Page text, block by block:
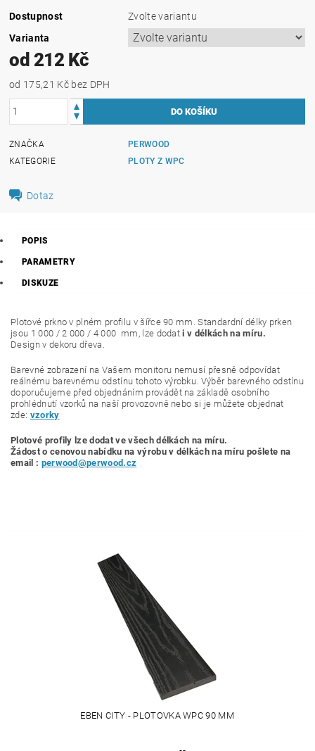
Dostupnost
Zvolte variantu
Varianta
od 212 Kč
od 175,21 Kč bez DPH
ZNAČKA
PERWOOD
KATEGORIE
PLOTY Z WPC
Dotaz
POPIS
PARAMETRY
DISKUZE
Plotové prkno v plném profilu v šířce 90 mm. Standardní délky prken
jsou 1 000 / 2 000 / 4 000 mm, lze dodati v délkách na míru.
Design v dekoru dřeva.
Barevné zobrazení na Vašem monitoru nemusí přesně odpovídat
reálnému barevnému odstínu tohoto výrobku. Výběr barevného odstínu
doporučujeme před objednáním provádět na základě osobního
prohlédnutí vzorků na naší provozovně nebo si je můžete objednat
zde: vzorky
Plotové profily lze dodat ve všech délkách na míru.
Žádost o cenovou nabídku na výrobu v délkách na míru pošlete na
email : perwood@perwood.cz
EBEN CITY - PLOTOVKA WPC 90 MM